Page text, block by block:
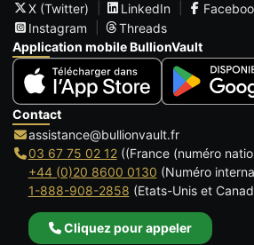
X (Twitter)
LinkedIn
Instagram
Threads
Application mobile BullionVault
Contact
assistance@bullionvault.fr
03 67 75 02 12((France (numéro
+44 (0)20 8600 0130 (Numéro
1-888-908-2858 (Etats-Unis et
Cliquez pour appeler